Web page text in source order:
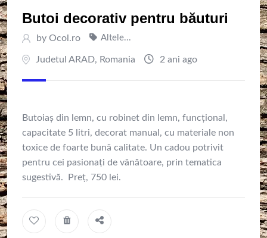
Butoi decorativ pentru băuturi
by Ocol.ro Altele...
Judetul ARAD, Romania 2 ani ago
Butoiaș din lemn, cu robinet din lemn, funcțional,
capacitate 5 litri, decorat manual, cu materiale non
toxice de foarte bună calitate. Un cadou potrivit
pentru cei pasionați de vânătoare, prin tematica
sugestivă. Preț, 750 lei.